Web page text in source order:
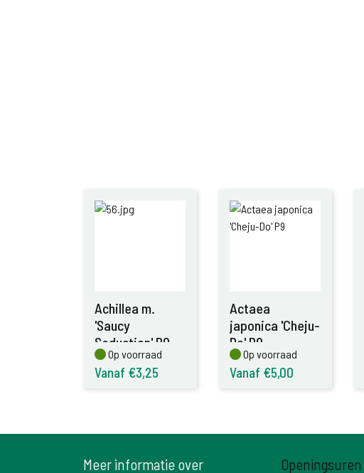
Achillea m.
'Saucy
Seduction' P9
Op voorraad
Op voorraad
Vanaf €3,25
Actaea
japonica 'Cheju-
Do' P9
Op voorraad
Op voorraad
Vanaf €5,00
Meer informatie over Openingsuren